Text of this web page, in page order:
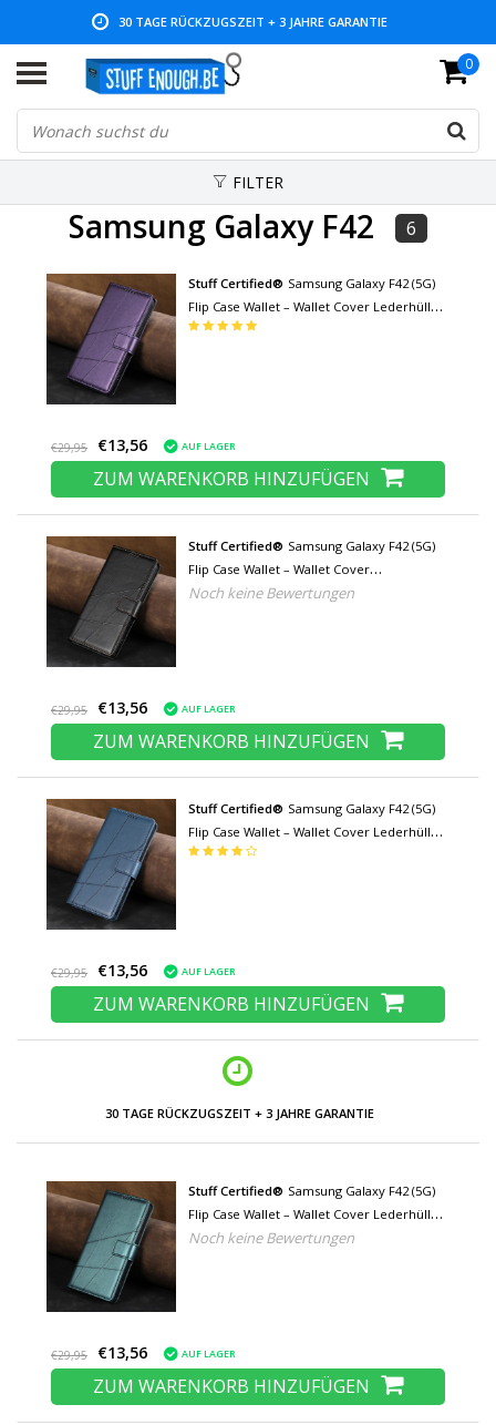
30 TAGE RÜCKZUGSZEIT + 3 JAHRE GARANTIE
NIEDRIGE PREISE UND GROSSE AUSWAHL 0
FILTER
Samsung Galaxy F42 6
Stuff Certified® Samsung Galaxy F42 (5G)
Flip Case Wallet – Wallet Cover Lederhülle
– Lila
€29,95 €13,56 AUF LAGER
ZUM WARENKORB HINZUFÜGEN
Stuff Certified® Samsung Galaxy F42 (5G)
Flip Case Wallet – Wallet Cover
Ledertasche – Schwarz
Noch keine Bewertungen
€29,95 €13,56 AUF LAGER
ZUM WARENKORB HINZUFÜGEN
Stuff Certified® Samsung Galaxy F42 (5G)
Flip Case Wallet – Wallet Cover Lederhülle
– Blau
€29,95 €13,56 AUF LAGER
ZUM WARENKORB HINZUFÜGEN
30 TAGE RÜCKZUGSZEIT + 3 JAHRE GARANTIE
Stuff Certified® Samsung Galaxy F42 (5G)
Flip Case Wallet – Wallet Cover Lederhülle
– Grün
Noch keine Bewertungen
€29,95 €13,56 AUF LAGER
ZUM WARENKORB HINZUFÜGEN